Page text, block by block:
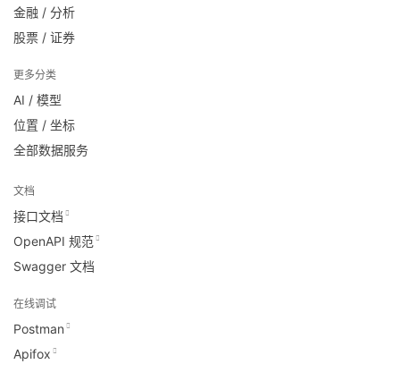
金融 / 分析
股票 / 证券
更多分类
AI / 模型
位置 / 坐标
全部数据服务
文档
接口文档
OpenAPI 规范
Swagger 文档
在线调试
Postman
Apifox